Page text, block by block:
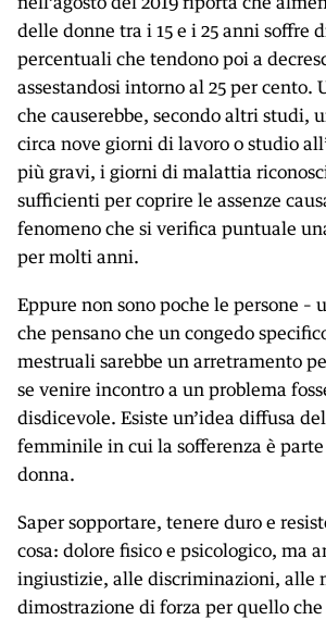
delle donne tra i 15 e i 25 anni soffre
percentuali che tendono poi a
assestandosi intorno al 25 per cento.
che causerebbe, secondo altri studi,
circa nove giorni di lavoro o studio
più gravi, i giorni di malattia
sufficienti per coprire le assenze
fenomeno che si verifica puntuale
per molti anni.
Eppure non sono poche le persone –
che pensano che un congedo
mestruali sarebbe un arretramento
se venire incontro a un problema
disdicevole. Esiste un’idea diffusa
femminile in cui la sofferenza è parte
donna.
Saper sopportare, tenere duro e
cosa: dolore fisico e psicologico, ma
ingiustizie, alle discriminazioni, alle
dimostrazione di forza per quello